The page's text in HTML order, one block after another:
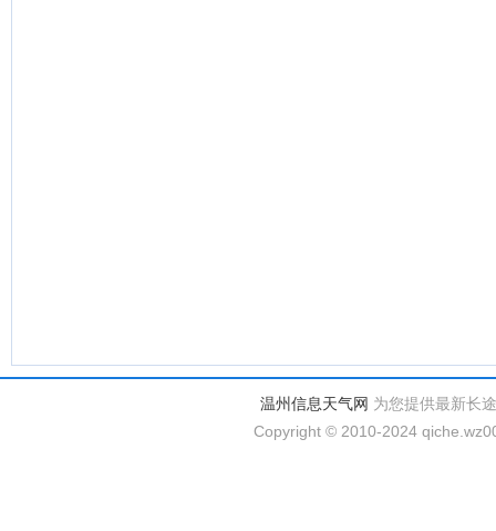
温州信息天气网 为您提供最新长
Copyright © 2010-2024